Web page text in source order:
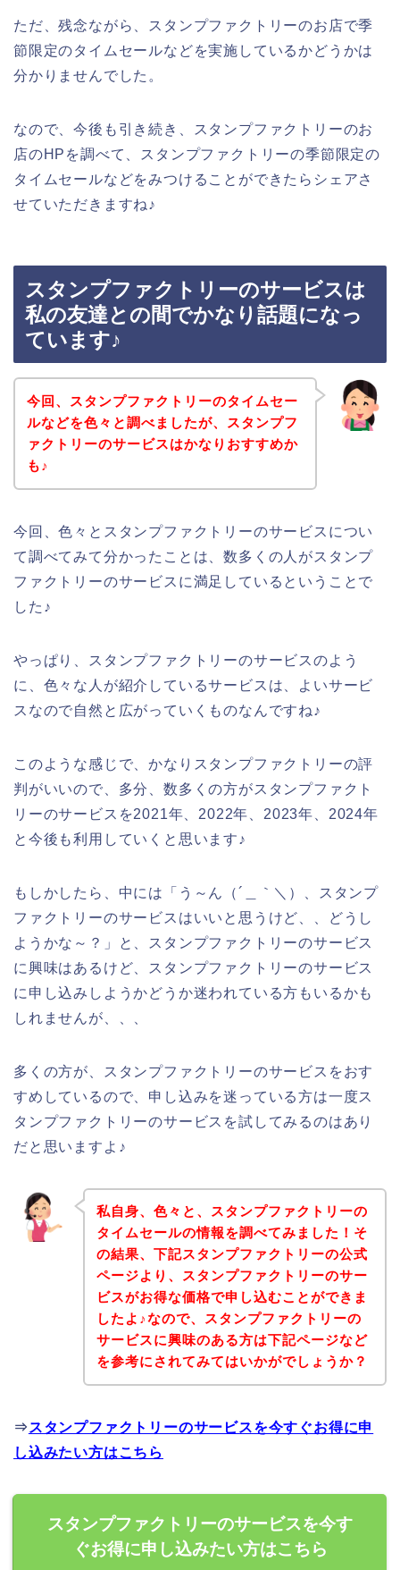
ただ、残念ながら、スタンプファクトリーのお店で季
節限定のタイムセールなどを実施しているかどうかは
分かりませんでした。
なので、今後も引き続き、スタンプファクトリーのお
店のHPを調べて、スタンプファクトリーの季節限定の
タイムセールなどをみつけることができたらシェアさ
せていただきますね♪
スタンプファクトリーのサービスは
私の友達との間でかなり話題になっ
ています♪
今回、スタンプファクトリーのタイムセー
ルなどを色々と調べましたが、スタンプフ
ァクトリーのサービスはかなりおすすめか
も♪
今回、色々とスタンプファクトリーのサービスについ
て調べてみて分かったことは、数多くの人がスタンプ
ファクトリーのサービスに満足しているということで
した♪
やっぱり、スタンプファクトリーのサービスのよう
に、色々な人が紹介しているサービスは、よいサービ
スなので自然と広がっていくものなんですね♪
このような感じで、かなりスタンプファクトリーの評
判がいいので、多分、数多くの方がスタンプファクト
リーのサービスを2021年、2022年、2023年、2024年
と今後も利用していくと思います♪
もしかしたら、中には「う～ん（´＿｀＼）、スタンプ
ファクトリーのサービスはいいと思うけど、、どうし
ようかな～？」と、スタンプファクトリーのサービス
に興味はあるけど、スタンプファクトリーのサービス
に申し込みしようかどうか迷われている方もいるかも
しれませんが、、、
多くの方が、スタンプファクトリーのサービスをおす
すめしているので、申し込みを迷っている方は一度ス
タンプファクトリーのサービスを試してみるのはあり
だと思いますよ♪
私自身、色々と、スタンプファクトリーの
タイムセールの情報を調べてみました！そ
の結果、下記スタンプファクトリーの公式
ページより、スタンプファクトリーのサー
ビスがお得な価格で申し込むことができま
したよ♪なので、スタンプファクトリーの
サービスに興味のある方は下記ページなど
を参考にされてみてはいかがでしょうか？
⇒ スタンプファクトリーのサービスを今すぐお得に申
し込みたい方はこちら
スタンプファクトリーのサービスを今す
ぐお得に申し込みたい方はこちら